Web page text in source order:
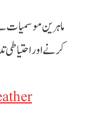
ماہرین موسمیات
کرنے اور احتیاطی